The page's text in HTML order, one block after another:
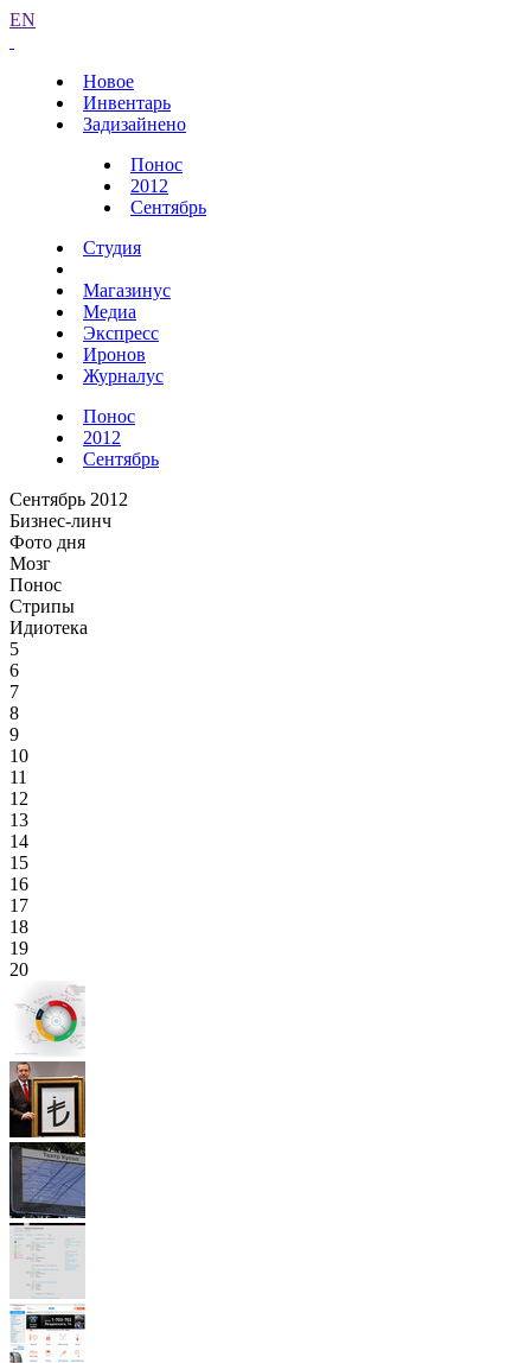
EN
Новое
Инвентарь
Задизайнено
Понос
2012
Сентябрь
Студия
Магазинус
Медиа
Экспресс
Иронов
Журналус
Понос
2012
Сентябрь
Сентябрь 2012
Бизнес-линч
Фото дня
Мозг
Понос
Стрипы
Идиотека
5
6
7
8
9
10
11
12
13
14
15
16
17
18
19
20